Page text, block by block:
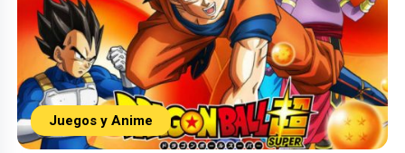
Juegos y Anime